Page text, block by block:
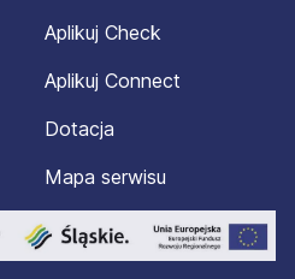
Aplikuj Check
Aplikuj Connect
Dotacja
Mapa serwisu